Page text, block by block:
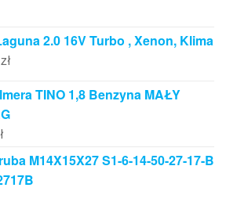
2.0 16V Turbo , Xenon, Klima
zł
TINO 1,8 Benzyna MAŁY
M14X15X27 S1-6-14-50-27-17-B